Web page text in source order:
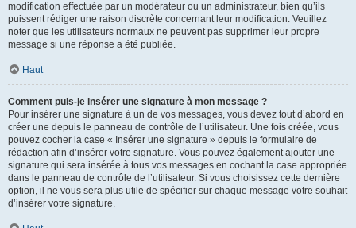
modification effectuée par un modérateur ou un administrateur, bien qu’ils
puissent rédiger une raison discrète concernant leur modification. Veuillez
noter que les utilisateurs normaux ne peuvent pas supprimer leur propre
message si une réponse a été publiée.
Haut
Comment puis-je insérer une signature à mon message ?
Pour insérer une signature à un de vos messages, vous devez tout d’abord en
créer une depuis le panneau de contrôle de l’utilisateur. Une fois créée, vous
pouvez cocher la case « Insérer une signature » depuis le formulaire de
rédaction afin d’insérer votre signature. Vous pouvez également ajouter une
signature qui sera insérée à tous vos messages en cochant la case appropriée
dans le panneau de contrôle de l’utilisateur. Si vous choisissez cette dernière
option, il ne vous sera plus utile de spécifier sur chaque message votre souhait
d’insérer votre signature.